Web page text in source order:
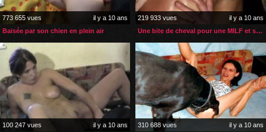
773 655 vues
il y a 10 ans
Baisée par son chien en plein air
219 933 vues
il y a 10 ans
Une bite de cheval pour une MILF et sa copine
100 247 vues
il y a 10 ans
310 688 vues
il y a 10 ans